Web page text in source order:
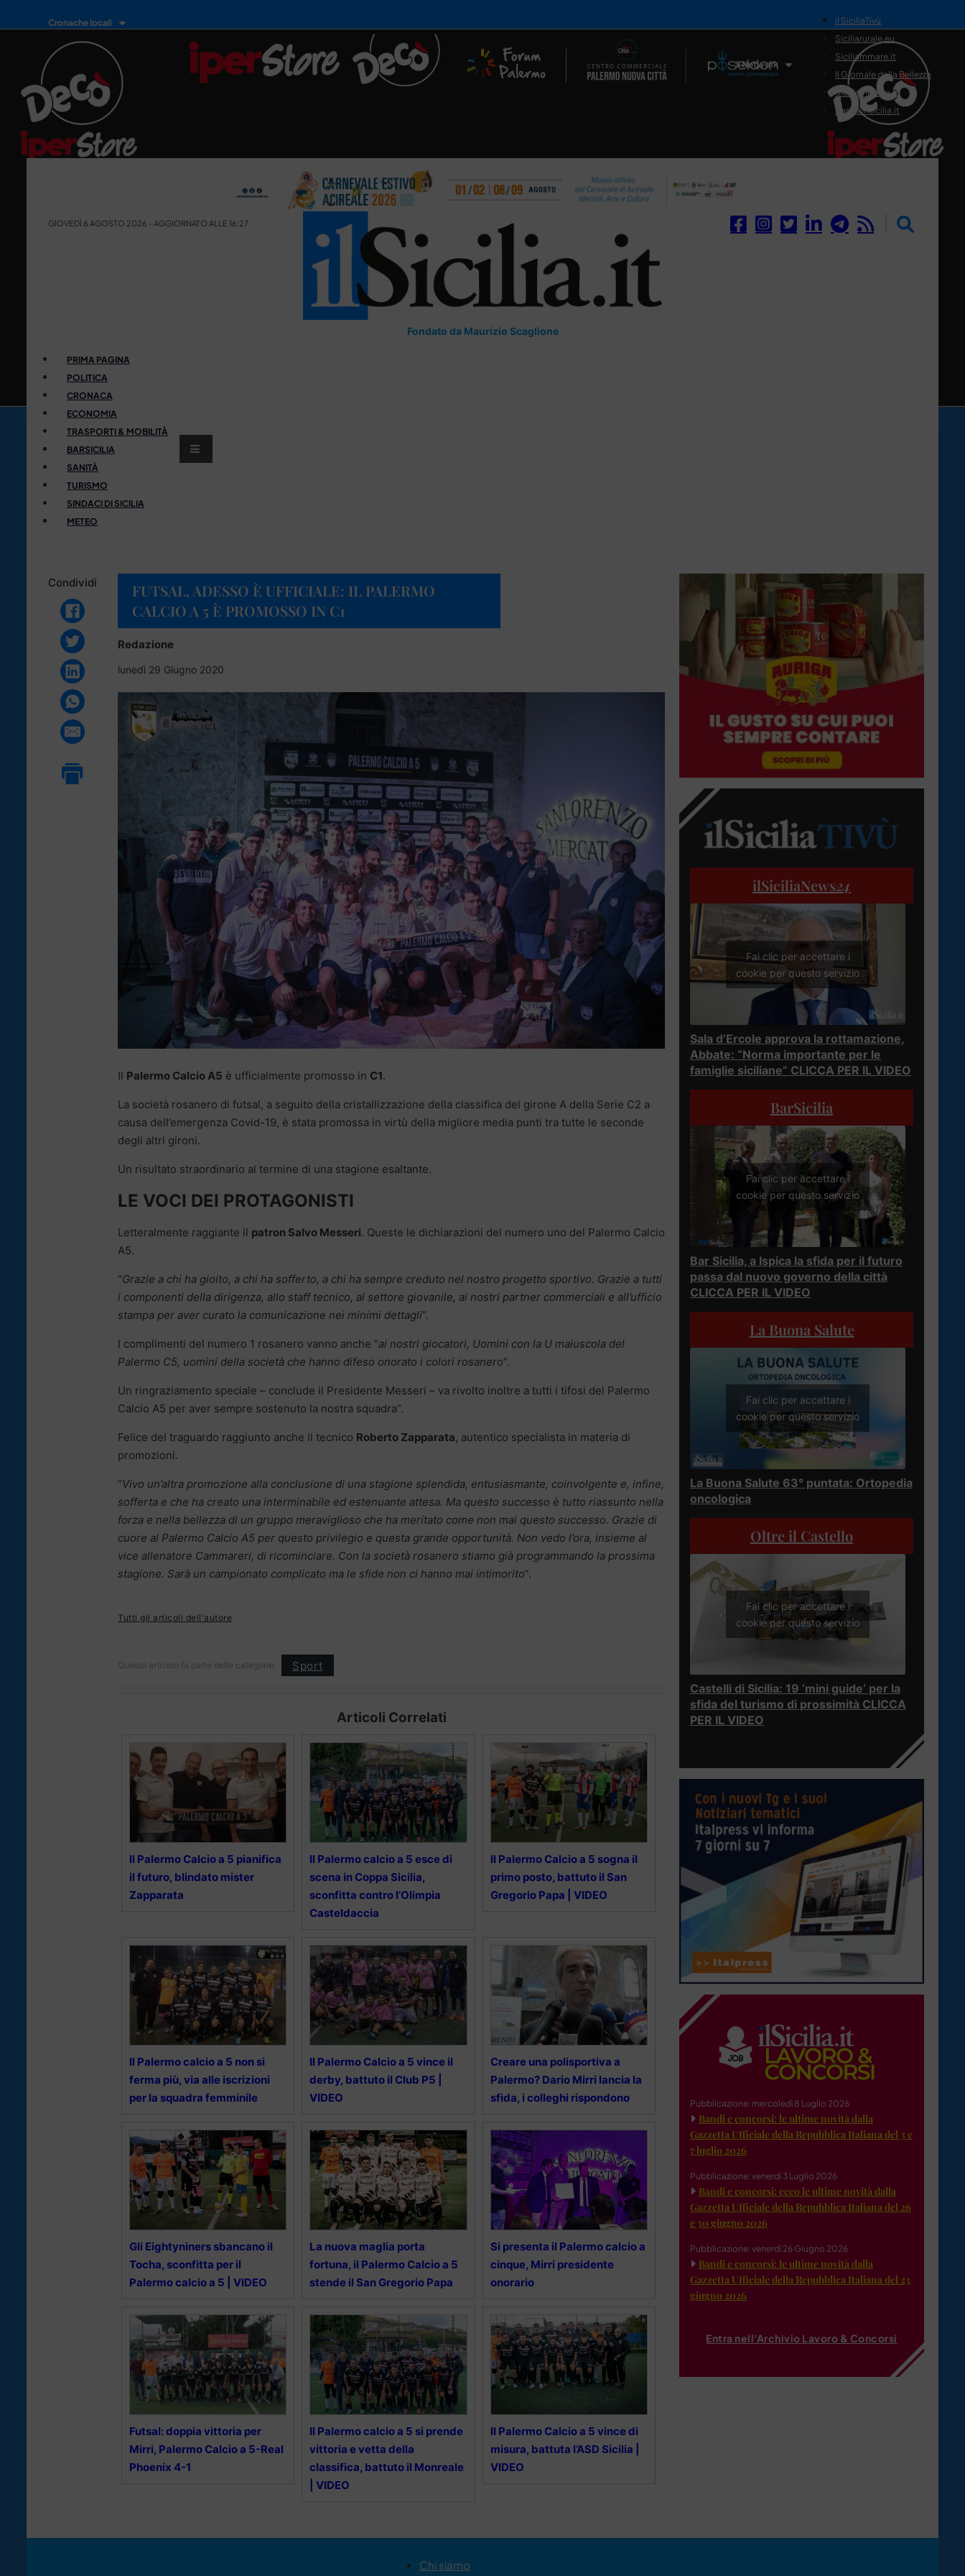
Cronache locali
Il Network
il SiciliaTivù
Siciliarurale.eu
Siciliammare.it
Il Giornale della Bellezza
Siciliamedica.it
Sanitainsicilia.it
GIOVEDÌ 6 AGOSTO 2026 - AGGIORNATO ALLE 16:27
Fondato da Maurizio Scaglione
PRIMA PAGINA
POLITICA
CRONACA
ECONOMIA
TRASPORTI & MOBILITÀ
BARSICILIA
SANITÀ
TURISMO
SINDACI DI SICILIA
METEO
Condividi
FUTSAL, ADESSO È UFFICIALE: IL PALERMO
CALCIO A 5 È PROMOSSO IN C1
Redazione
lunedì 29 Giugno 2020
Il Palermo Calcio A5 è ufficialmente promosso in C1.
La società rosanero di futsal, a seguito della cristallizzazione della classifica del girone A della Serie C2 a
causa dell’emergenza Covid-19, è stata promossa in virtù della migliore media punti tra tutte le seconde
degli altri gironi.
Un risultato straordinario al termine di una stagione esaltante.
LE VOCI DEI PROTAGONISTI
Letteralmente raggiante il patron Salvo Messeri. Queste le dichiarazioni del numero uno del Palermo Calcio
A5.
“Grazie a chi ha gioito, a chi ha sofferto, a chi ha sempre creduto nel nostro progetto sportivo. Grazie a tutti
i componenti della dirigenza, allo staff tecnico, al settore giovanile, ai nostri partner commerciali e all’ufficio
stampa per aver curato la comunicazione nei minimi dettagli“.
I complimenti del numero 1 rosanero vanno anche “ai nostri giocatori, Uomini con la U maiuscola del
Palermo C5, uomini della società che hanno difeso onorato i colori rosanero“.
Un ringraziamento speciale – conclude il Presidente Messeri – va rivolto inoltre a tutti i tifosi del Palermo
Calcio A5 per aver sempre sostenuto la nostra squadra”.
Felice del traguardo raggiunto anche il tecnico Roberto Zapparata, autentico specialista in materia di
promozioni.
“Vivo un’altra promozione alla conclusione di una stagione splendida, entusiasmante, coinvolgente e, infine,
sofferta e che ha creato una interminabile ed estenuante attesa. Ma questo successo è tutto riassunto nella
forza e nella bellezza di un gruppo meraviglioso che ha meritato come non mai questo successo. Grazie di
cuore al Palermo Calcio A5 per questo privilegio e questa grande opportunità. Non vedo l’ora, insieme al
vice allenatore Cammareri, di ricominciare. Con la società rosanero stiamo già programmando la prossima
stagione. Sarà un campionato complicato ma le sfide non ci hanno mai intimorito”.
Tutti gli articoli dell'autore
Questo articolo fa parte delle categorie: Sport
Articoli Correlati
Il Palermo Calcio a 5 pianifica
il futuro, blindato mister
Zapparata
Il Palermo calcio a 5 esce di
scena in Coppa Sicilia,
sconfitta contro l’Olimpia
Casteldaccia
Il Palermo Calcio a 5 sogna il
primo posto, battuto il San
Gregorio Papa | VIDEO
Il Palermo calcio a 5 non si
ferma più, via alle iscrizioni
per la squadra femminile
Il Palermo Calcio a 5 vince il
derby, battuto il Club P5 |
VIDEO
Creare una polisportiva a
Palermo? Dario Mirri lancia la
sfida, i colleghi rispondono
Gli Eightyniners sbancano il
Tocha, sconfitta per il
Palermo calcio a 5 | VIDEO
La nuova maglia porta
fortuna, il Palermo Calcio a 5
stende il San Gregorio Papa
Si presenta il Palermo calcio a
cinque, Mirri presidente
onorario
Futsal: doppia vittoria per
Mirri, Palermo Calcio a 5-Real
Phoenix 4-1
Il Palermo calcio a 5 si prende
vittoria e vetta della
classifica, battuto il Monreale
| VIDEO
Il Palermo Calcio a 5 vince di
misura, battuta l’ASD Sicilia |
VIDEO
ilSiciliaNews24
Fai clic per accettare i
cookie per questo servizio
Sala d’Ercole approva la rottamazione,
Abbate: “Norma importante per le
famiglie siciliane” CLICCA PER IL VIDEO
BarSicilia
Fai clic per accettare i
cookie per questo servizio
Bar Sicilia, a Ispica la sfida per il futuro
passa dal nuovo governo della città
CLICCA PER IL VIDEO
La Buona Salute
Fai clic per accettare i
cookie per questo servizio
La Buona Salute 63° puntata: Ortopedia
oncologica
Oltre il Castello
Fai clic per accettare i
cookie per questo servizio
Castelli di Sicilia: 19 ‘mini guide’ per la
sfida del turismo di prossimità CLICCA
PER IL VIDEO
Pubblicazione: mercoledì 8 Luglio 2026
Bandi e concorsi: le ultime novità dalla
Gazzetta Ufficiale della Repubblica Italiana del 3 e
7 luglio 2026
Pubblicazione: venerdì 3 Luglio 2026
Bandi e concorsi: ecco le ultime novità dalla
Gazzetta Ufficiale della Repubblica Italiana del 26
e 30 giugno 2026
Pubblicazione: venerdì 26 Giugno 2026
Bandi e concorsi: le ultime novità dalla
Gazzetta Ufficiale della Repubblica Italiana del 23
giugno 2026
Entra nell'Archivio Lavoro & Concorsi
Chi siamo